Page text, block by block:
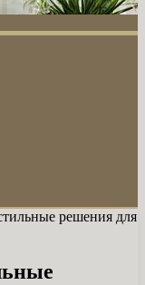
решения для